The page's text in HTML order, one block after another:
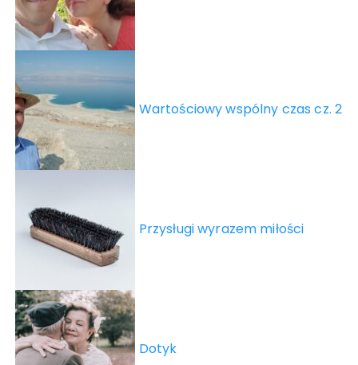
Wartościowy wspólny czas cz. 2
Przysługi wyrazem miłości
Dotyk